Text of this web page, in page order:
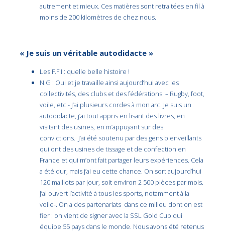
autrement et mieux. Ces matières sont retraitées en fil à
moins de 200 kilomètres de chez nous.
« Je suis un véritable autodidacte »
Les F.F.I : quelle belle histoire !
N.G : Oui et je travaille ainsi aujourd’hui avec les
collectivités, des clubs et des fédérations. – Rugby, foot,
voile, etc.- J’ai plusieurs cordes à mon arc. Je suis un
autodidacte, j’ai tout appris en lisant des livres, en
visitant des usines, en m’appuyant sur des
convictions. J’ai été soutenu par des gens bienveillants
qui ont des usines de tissage et de confection en
France et qui m’ont fait partager leurs expériences. Cela
a été dur, mais j’ai eu cette chance. On sort aujourd’hui
120 maillots par jour, soit environ 2 500 pièces par mois.
J’ai ouvert l’activité à tous les sports, notamment à la
voile-. On a des partenariats dans ce milieu dont on est
fier : on vient de signer avec la SSL Gold Cup qui
équipe 55 pays dans le monde. Nous avons été retenus